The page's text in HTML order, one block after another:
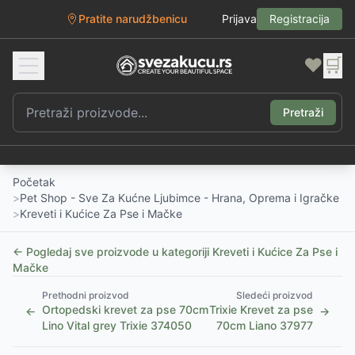
Pratite narudžbenicu Prijava Registracija
❤️ 🛒
Pretraži
Početak
>Pet Shop - Sve Za Kućne Ljubimce - Hrana, Oprema i Igračke
>Kreveti i Kućice Za Pse i Mačke
← Pogledaj sve proizvode u kategoriji Kreveti i Kućice Za Pse i
Mačke
←
Prethodni proizvod
Ortopedski krevet za pse 70cm
Lino Vital grey Trixie 374050
Sledeći proizvod
Trixie Krevet za pse
70cm Liano 37977
→